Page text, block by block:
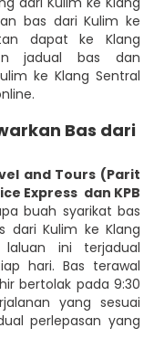
bas dari Kulim ke
dapat ke Klang
jadual bas dan
ke Klang Sentral
Bas dari
and Tours (Parit
Express dan KPB
buah syarikat bas
dari Kulim ke Klang
ini terjadual
hari. Bas terawal
bertolak pada 9:30
yang sesuai
perlepasan yang